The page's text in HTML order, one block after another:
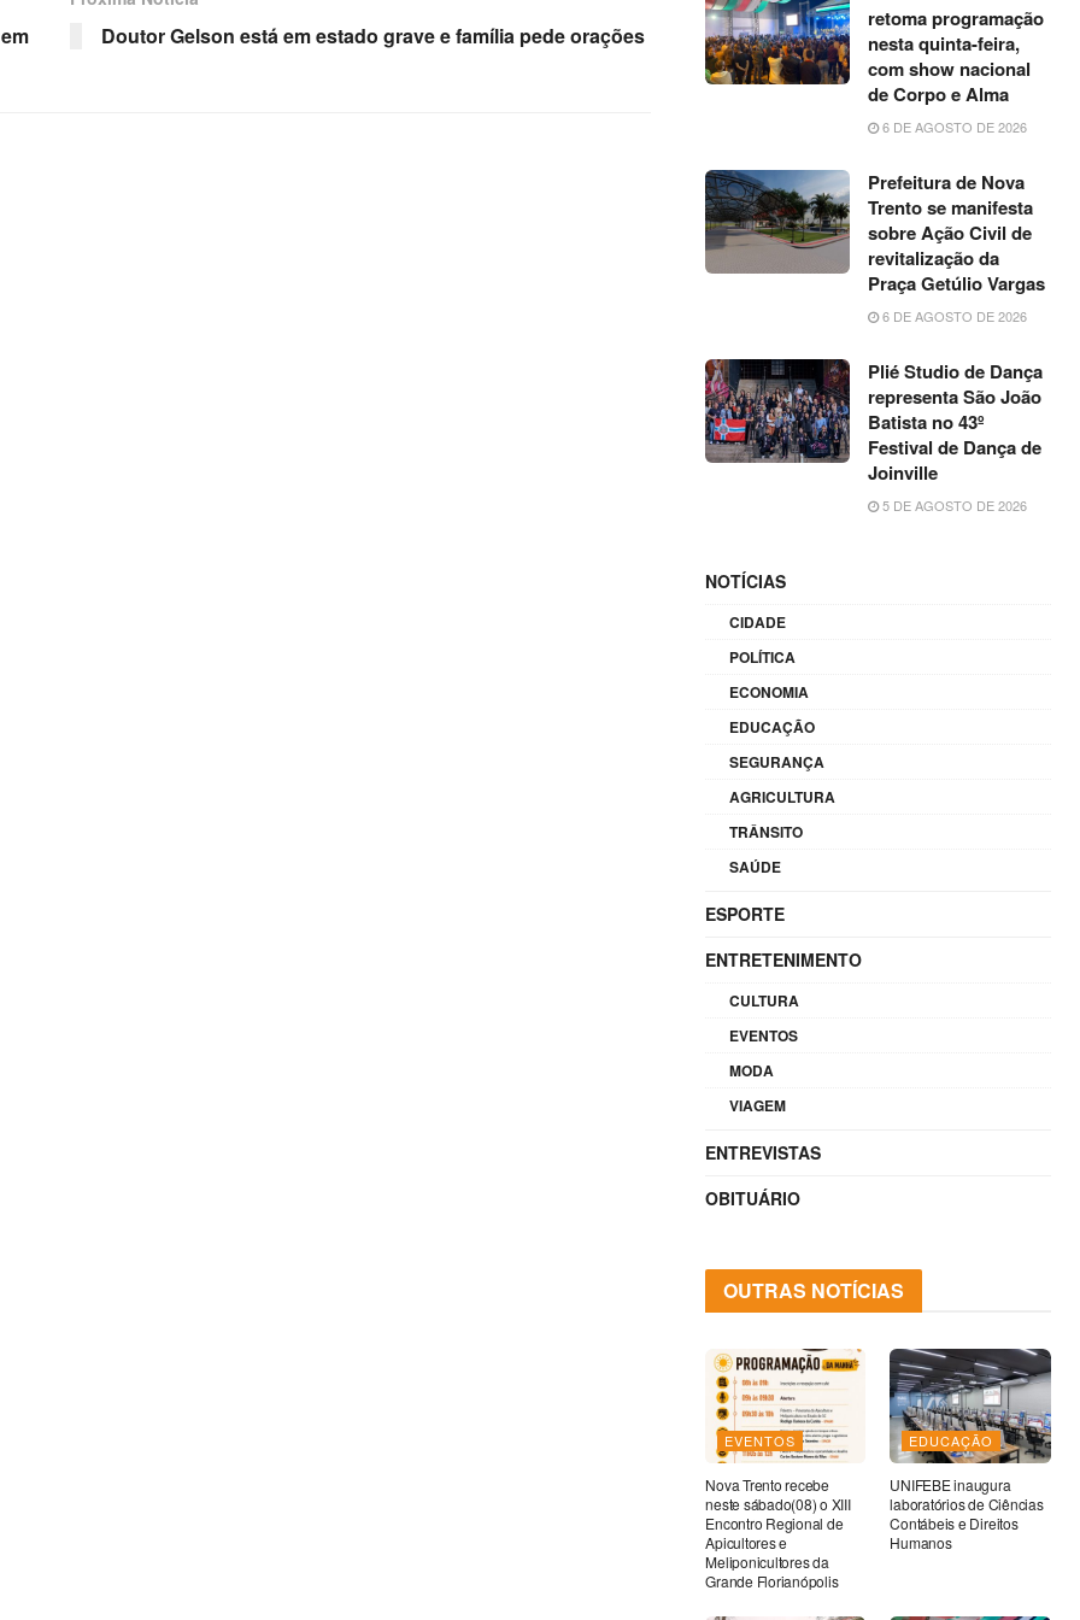
Doutor Gelson está em estado grave e família pede orações
retoma programação
nesta quinta-feira,
com show nacional
de Corpo e Alma
6 DE AGOSTO DE 2026
Prefeitura de Nova
Trento se manifesta
sobre Ação Civil de
revitalização da
Praça Getúlio Vargas
6 DE AGOSTO DE 2026
Plié Studio de Dança
representa São João
Batista no 43º
Festival de Dança de
Joinville
5 DE AGOSTO DE 2026
NOTÍCIAS
CIDADE
POLÍTICA
ECONOMIA
EDUCAÇÃO
SEGURANÇA
AGRICULTURA
TRÂNSITO
SAÚDE
ESPORTE
ENTRETENIMENTO
CULTURA
EVENTOS
MODA
VIAGEM
ENTREVISTAS
OBITUÁRIO
OUTRAS NOTÍCIAS
EVENTOS
Nova Trento recebe
neste sábado(08) o XIII
Encontro Regional de
Apicultores e
Meliponicultores da
Grande Florianópolis
EDUCAÇÃO
UNIFEBE inaugura
laboratórios de Ciências
Contábeis e Direitos
Humanos